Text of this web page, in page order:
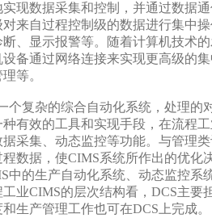
现数据采集和控制，并通过数据
来自过程控制级的数据进行集中
、显示报警等。随着计算机技术
备通过网络连接来实现更高级的
等。
复杂的综合自动化系统，处理的
有效的工具和实现手段，在流程
采集、动态监控等功能。与管理
数据，使CIMS系统所作出的优化
中的生产自动化系统、动态监控系
工业CIMS的层次结构看，DCS主要
生产管理工作也可在DCS上完成。